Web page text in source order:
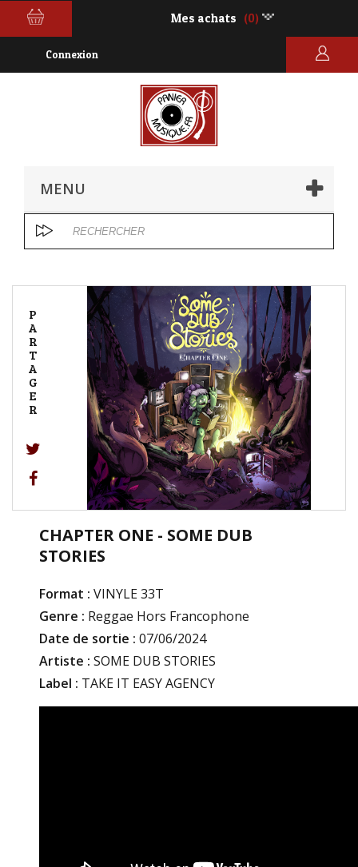
Mes achats (0)
Connexion
MENU
P
A
R
T
A
G
E
R
CHAPTER ONE - SOME DUB
STORIES
Format : VINYLE 33T
Genre : Reggae Hors Francophone
Date de sortie : 07/06/2024
Artiste : SOME DUB STORIES
Label : TAKE IT EASY AGENCY